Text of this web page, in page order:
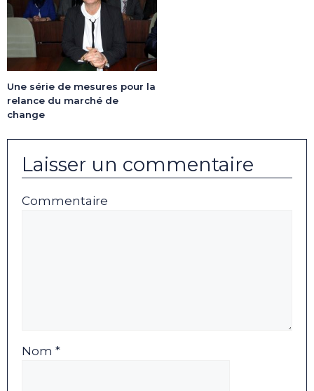
Une série de mesures pour la
relance du marché de
change
Laisser un commentaire
Commentaire
Nom *